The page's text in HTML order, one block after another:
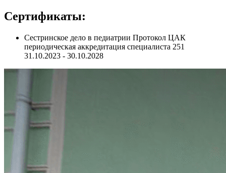
Сертификаты:
Сестринское дело в педиатрии Протокол ЦАК
периодическая аккредитация специалиста 251
31.10.2023 - 30.10.2028